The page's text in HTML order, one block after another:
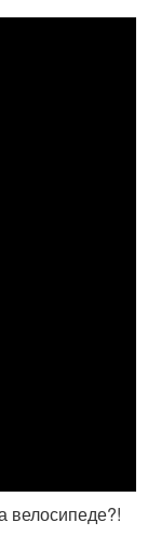
велосипеде?!